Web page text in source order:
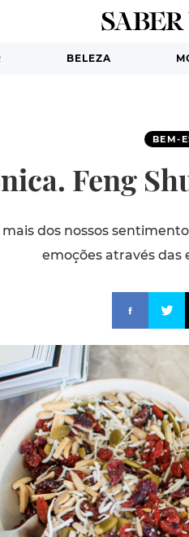
BELEZA
BEM-
Feng
dos nossos
emoções através das